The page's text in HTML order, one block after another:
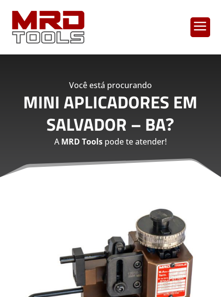
a
Você está procurando
MINI APLICADORES EM
SALVADOR – BA?
AMRD Toolspode te atender!